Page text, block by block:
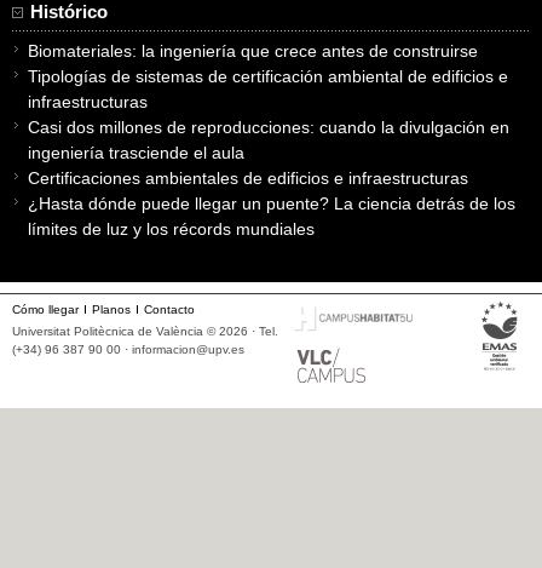
Histórico
Biomateriales: la ingeniería que crece antes de construirse
Tipologías de sistemas de certificación ambiental de edificios e
infraestructuras
Casi dos millones de reproducciones: cuando la divulgación en
ingeniería trasciende el aula
Certificaciones ambientales de edificios e infraestructuras
¿Hasta dónde puede llegar un puente? La ciencia detrás de los
límites de luz y los récords mundiales
Cómo llegar Planos
Contacto
Universitat Politècnica de València © 2026 · Tel.
(+34) 96 387 90 00 · informacion@upv.es